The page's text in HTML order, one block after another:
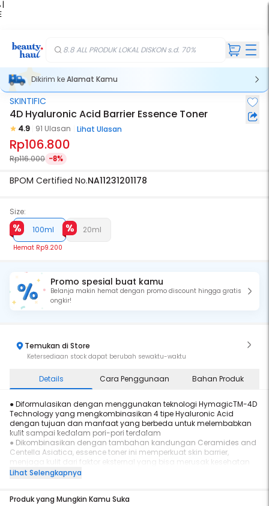
|
8.8 ALL PRODUK LOKAL DISKON s.d. 70%
Dikirim keAlamat Kamu
SKINTIFIC
4D Hyaluronic Acid Barrier Essence Toner
4.9 91 Ulasan Lihat Ulasan
Rp106.800
Rp116.000 -8%
BPOM Certified No.NA11231201178
Size:
100ml
Hemat Rp9.200
20ml
Promo spesial buat kamu
Belanja makin hemat dengan promo discount hingga gratis
ongkir!
Temukan di Store
Ketersediaan stock dapat berubah sewaktu-waktu
Details Cara Penggunaan Bahan Produk
● Diformulasikan dengan menggunakan teknologi HymagicTM-4D
Technology yang mengkombinasikan 4 tipe Hyaluronic Acid
dengan tujuan dan manfaat yang berbeda untuk melembabkan
kulit sampai kedalam pori-pori terdalam
● Dikombinasikan dengan tambahan kandungan Ceramides and
Centella Asiatica, essence toner ini memperkuat skin barrier,
menjaga kulit dari faktor eksternal yang bisa merusak kesehatan
kulit dan juga bisa menenangkan kulit
● Masalah kulit dehidrasi seperti kulit kering, rasa ketarik ataupun
Lihat Selengkapnya
Produk yang Mungkin Kamu Suka